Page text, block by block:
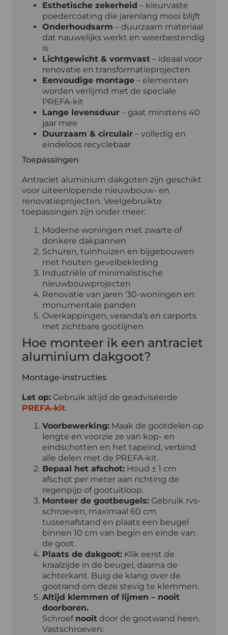
Esthetische zekerheid – kleurvaste
poedercoating die jarenlang mooi blijft
Onderhoudsarm – duurzaam materiaal
dat nauwelijks werkt en weerbestendig
is
Lichtgewicht & vormvast – ideaal voor
renovatie en transformatieprojecten
Eenvoudige montage – elementen
worden verlijmd met de speciale
PREFA-kit
Lange levensduur – gaat minstens 40
jaar mee
Duurzaam & circulair – volledig en
eindeloos recyclebaar
Toepassingen
Antraciet aluminium dakgoten zijn geschikt
voor uiteenlopende nieuwbouw- en
renovatieprojecten. Veelgebruikte
toepassingen zijn onder meer:
Moderne woningen met zwarte of
donkere dakpannen
Schuren, tuinhuizen en bijgebouwen
met houten gevelbekleding
Industriële of minimalistische
nieuwbouwprojecten
Renovatie van jaren ‘30-woningen en
monumentale panden
Overkappingen, veranda’s en carports
met zichtbare gootlijnen
Hoe monteer ik een antraciet
aluminium dakgoot?
Montage-instructies
Let op: Gebruik altijd de geadviseerde
PREFA-kit.
Voorbewerking: Maak de gootdelen op
lengte en voorzie ze van kop- en
eindschotten en het tapeind, verbind
alle delen met de PREFA-kit.
Bepaal het afschot: Houd ± 1 cm
afschot per meter aan richting de
regenpijp of gootuitloop.
Monteer de gootbeugels: Gebruik rvs-
schroeven, maximaal 60 cm
tussenafstand en plaats een beugel
binnen 10 cm van begin en einde van
de goot.
Plaats de dakgoot: Klik eerst de
kraalzijde in de beugel, daarna de
achterkant. Buig de klang over de
gootrand om deze stevig te klemmen.
Altijd klemmen of lijmen – nooit
doorboren.
Schroef nooit door de gootwand heen.
Vastschroeven: